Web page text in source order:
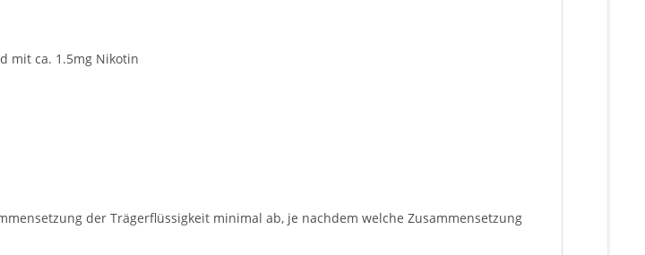
mit ca. 1.5mg Nikotin
der Trägerflüssigkeit minimal ab, je nachdem welche Zusammensetzung